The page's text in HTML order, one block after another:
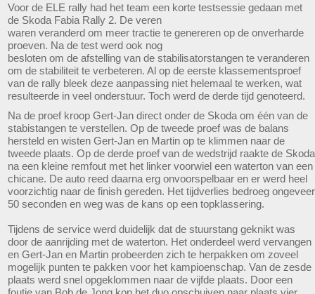
Voor de ELE rally had het team een korte testsessie gedaan met
de Skoda Fabia Rally 2. De veren
waren veranderd om meer tractie te genereren op de onverharde
proeven. Na de test werd ook nog
besloten om de afstelling van de stabilisatorstangen te veranderen
om de stabiliteit te verbeteren. Al op de eerste klassementsproef
van de rally bleek deze aanpassing niet helemaal te werken, wat
resulteerde in veel onderstuur. Toch werd de derde tijd genoteerd.
Na de proef kroop Gert-Jan direct onder de Skoda om één van de
stabistangen te verstellen. Op de tweede proef was de balans
hersteld en wisten Gert-Jan en Martin op te klimmen naar de
tweede plaats. Op de derde proef van de wedstrijd raakte de Skoda
na een kleine remfout met het linker voorwiel een waterton van een
chicane. De auto reed daarna erg onvoorspelbaar en er werd heel
voorzichtig naar de finish gereden. Het tijdverlies bedroeg ongeveer
50 seconden en weg was de kans op een topklassering.
Tijdens de service werd duidelijk dat de stuurstang geknikt was
door de aanrijding met de waterton. Het onderdeel werd vervangen
en Gert-Jan en Martin probeerden zich te herpakken om zoveel
mogelijk punten te pakken voor het kampioenschap. Van de zesde
plaats werd snel opgeklommen naar de vijfde plaats. Door een